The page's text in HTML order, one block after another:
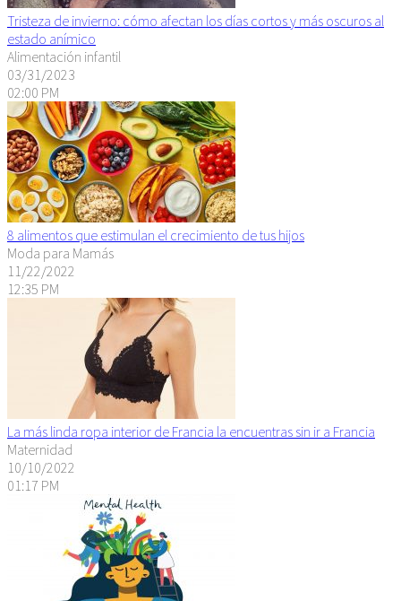
Tristeza de invierno: cómo afectan los días cortos y más oscuros al
estado anímico
Alimentación infantil
03/31/2023
02:00 PM
8 alimentos que estimulan el crecimiento de tus hijos
Moda para Mamás
11/22/2022
12:35 PM
La más linda ropa interior de Francia la encuentras sin ir a Francia
Maternidad
10/10/2022
01:17 PM